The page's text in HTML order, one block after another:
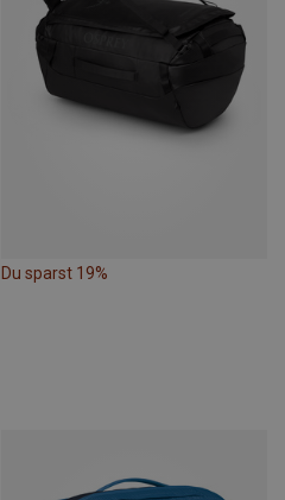
Du sparst 19%